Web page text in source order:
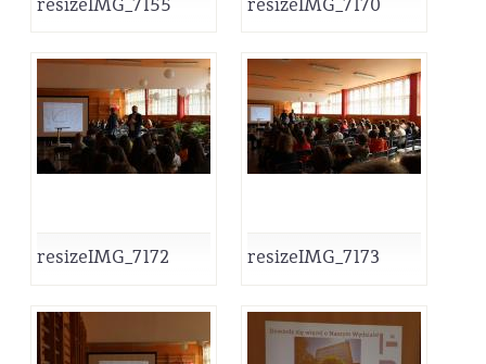
resizeIMG_7172 resizeIMG_7173